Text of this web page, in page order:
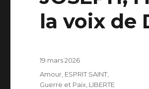
la voix de
Publié
19 mars 2026
Catégories
Amour ESPRIT SAINT
Guerre et Paix LIBERTE